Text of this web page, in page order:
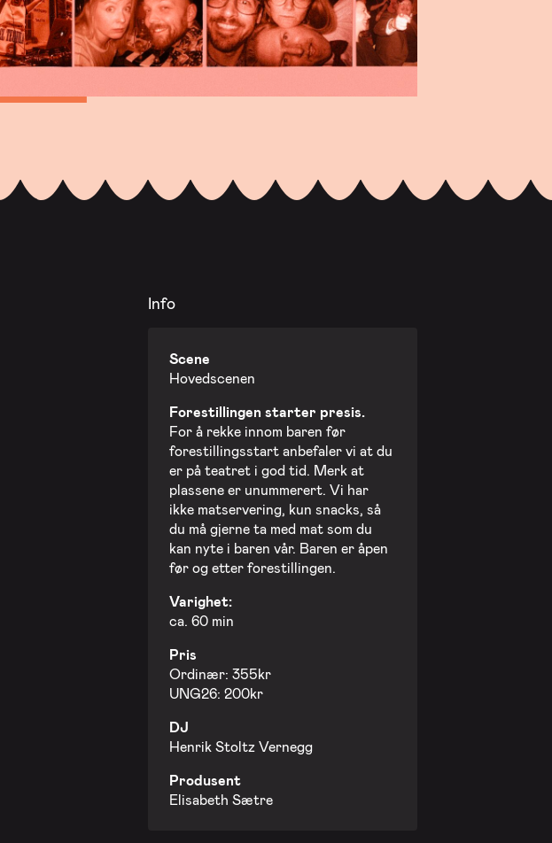
Info
Scene
Hovedscenen
Forestillingen starter presis.
For å rekke innom baren før
forestillingsstart anbefaler vi at du
er på teatret i god tid. Merk at
plassene er unummerert. Vi har
ikke matservering, kun snacks, så
du må gjerne ta med mat som du
kan nyte i baren vår. Baren er åpen
før og etter forestillingen.
Varighet:
ca. 60 min
Pris
Ordinær: 355kr
UNG26: 200kr
DJ
Henrik Stoltz Vernegg
Produsent
Elisabeth Sætre